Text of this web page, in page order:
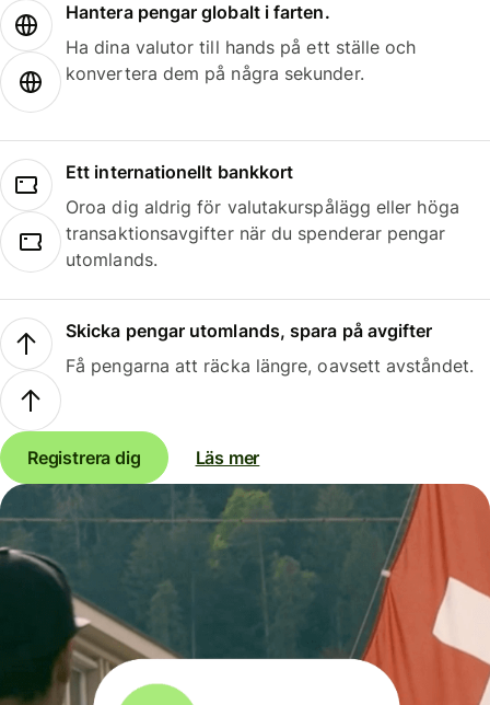
Hantera pengar globalt i farten.
Ha dina valutor till hands på ett ställe och
konvertera dem på några sekunder.
Ett internationellt bankkort
Oroa dig aldrig för valutakurspålägg eller höga
transaktionsavgifter när du spenderar pengar
utomlands.
Skicka pengar utomlands, spara på avgifter
Få pengarna att räcka längre, oavsett avståndet.
Registrera dig Läs mer